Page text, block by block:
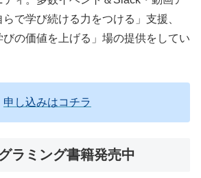
で学び続ける力をつける」支援、
びの価値を上げる」場の提供をしてい
申し込みはコチラ
ラミング書籍発売中